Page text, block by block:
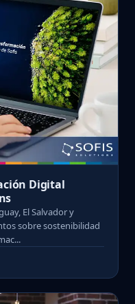
Digital
El Salvador y
sobre sostenibilidad